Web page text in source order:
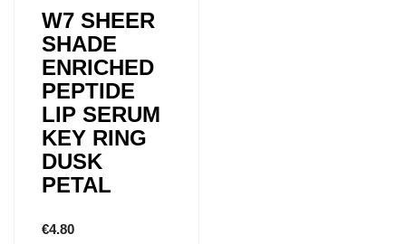
W7 SHEER
SHADE
ENRICHED
PEPTIDE
LIP SERUM
KEY RING
DUSK
PETAL
€4.80